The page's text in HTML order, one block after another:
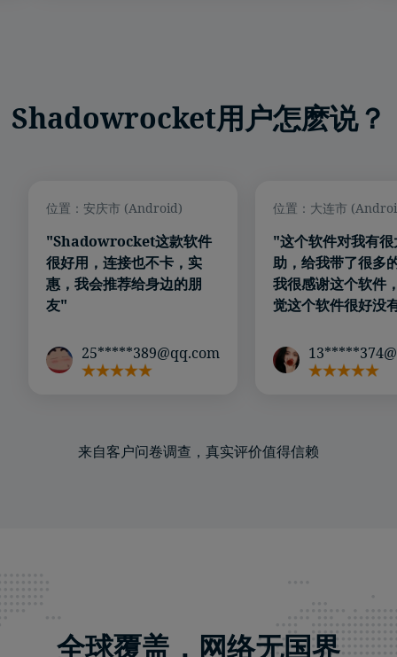
Shadowrocket用户怎麽说？
位置：安庆市 (Android)
"Shadowrocket这款软件
很好用，连接也不卡，实
惠，我会推荐给身边的朋
友"
25*****389@qq.com
位置：大连市
"这个软件对我有很
助，给我带了很多
我很感谢这个软件
觉这个软件很好没
来自客户问卷调查，真实评价值得信赖
全球覆盖，网络无国界